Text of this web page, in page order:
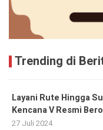
Trending di
Layani Rute Hingga
Kencana V Resmi
27 Juli 2024